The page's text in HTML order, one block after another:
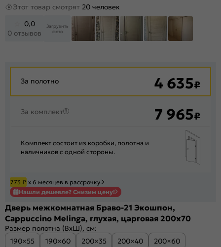
Этот товар смотрят 20 человек
0,0
0 отзывов
Загрузить
фото
За полотно 4 635₽
За комплект 7 965₽
Комплект состоит из коробки, полотна и
наличников с одной стороны.
773 ₽ х 6 месяцев в рассрочку
Нашли дешевле? Снизим цену!
Дверь межкомнатная Браво-21 Экошпон,
Cappuccino Melinga, глухая, царговая 200x70
Размер полотна (ВхШ), см:
190×55
190×60 200×35 200×40
200×60